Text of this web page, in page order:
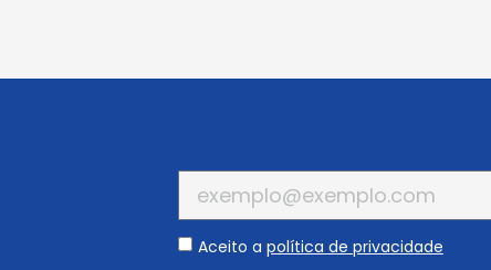
Aceito a política de privacidade